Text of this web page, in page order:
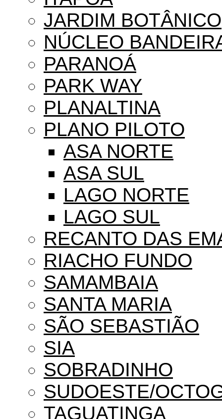
JARDIM BOTÂNICO
NÚCLEO
PARANOÁ
PARK WAY
PLANALTINA
PLANO PILOTO
ASA NORTE
ASA SUL
LAGO NORTE
LAGO SUL
RECANTO DAS
RIACHO FUNDO
SAMAMBAIA
SANTA MARIA
SÃO SEBASTIÃO
SIA
SOBRADINHO
SUDOESTE/
TAGUATINGA